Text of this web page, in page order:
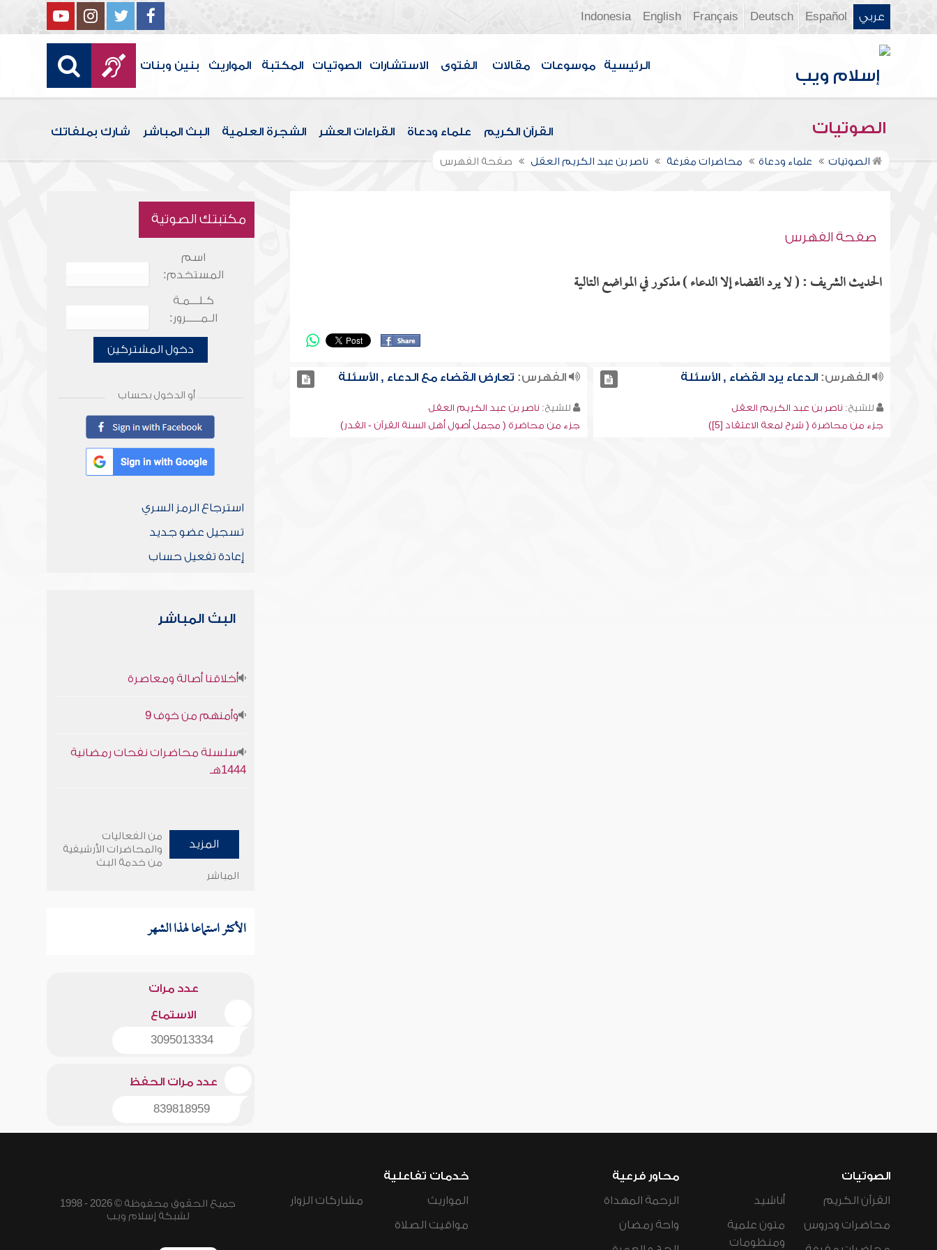
عربي Español
Deutsch
Français
English
Indonesia
الرئيسية موسوعات مقالات الفتوى الاستشارات الصوتيات المكتبة المواريث بنين وبنات
الصوتيات القرآن الكريم علماء ودعاة القراءات العشر الشجرة العلمية البث المباشر شارك بملفاتك
الصوتيات علماء ودعاة محاضرات مفرغة ناصر بن عبد الكريم العقل صفحة الفهرس
صفحة الفهرس
الحديث الشريف : ( لا يرد القضاء إلا الدعاء ) مذكور في المواضع التالية
الفهرس:الدعاء يرد القضاء , الأسئلة
للشيخ: ناصر بن عبد الكريم العقل
جزء من محاضرة ( شرح لمعة الاعتقاد [5])
الفهرس: تعارض القضاء مع الدعاء , الأسئلة
للشيخ: ناصر بن عبد الكريم العقل
جزء من محاضرة ( مجمل أصول أهل السنة القرآن - القدر)
مكتبتك الصوتية
اسم
المستخدم:
كـلـــمـة
الـمـــــرور:
دخول المشتركين
أو الدخول بحساب
استرجاع الرمز السري
تسجيل عضو جديد
إعادة تفعيل حساب
البث المباشر
أخلاقنا أصالة ومعاصرة
وأمنهم من خوف 9
سلسلة محاضرات نفحات رمضانية
1444هـ
المزيد
من الفعاليات
والمحاضرات الأرشيفية
من خدمة البث
المباشر
الأكثر استماعا لهذا الشهر
عدد مرات
الاستماع
3095013334
عدد مرات الحفظ
839818959
الصوتيات
القرآن الكريم
محاضرات ودروس
أناشيد
متون علمية
ومنظومات
محاور فرعية
الرحمة المهداة
واحة رمضان
خدمات تفاعلية
المواريث
مواقيت الصلاة
مشاركات الزوار
جميع الحقوق محفوظة © 2026 - 1998
لشبكة إسلام ويب